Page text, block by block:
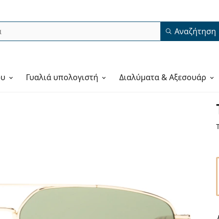
Αναζήτηση
Γυαλιά υπολογιστή Διαλύματα & Αξεσουάρ